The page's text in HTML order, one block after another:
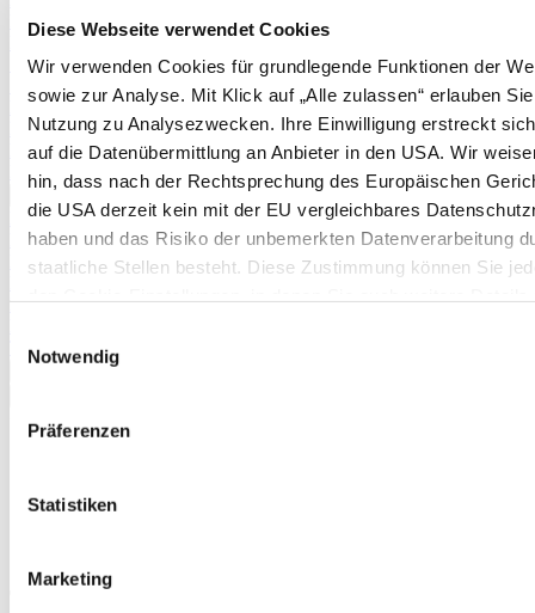
Diese Webseite verwendet Cookies
Wir verwenden Cookies für grundlegende Funktionen der
sowie zur Analyse. Mit Klick auf „Alle zulassen“ erlauben
Nutzung zu Analysezwecken. Ihre Einwilligung erstreckt
auf die Datenübermittlung an Anbieter in den USA. Wir
hin, dass nach der Rechtsprechung des Europäischen
die USA derzeit kein mit der EU vergleichbares
haben und das Risiko der unbemerkten Datenverarbeitung
staatliche Stellen besteht. Diese Zustimmung können Sie
Informationen zu Cookies finden Sie in
Notwendig
Präferenzen
Statistiken
Marketing
Rhabarber
Erdnüsse
Spargel (aus Pflänzchen)
Stachelbeeren
Kartoffeln
Pflanzanleitung und Befruchtertabelle für Apfelbäume
Pflanzanleitung und Befruchtertabelle für Birnbäume
Pflanzkartoffeltabelle
Mehr anzeigen >>
Pflanzkartoffeltabelle
Boden & Düngung
Düngertabelle
Mulchen im Garten
Terra Preta
Mehr anzeigen >>
Zurück
Essbare Blüten